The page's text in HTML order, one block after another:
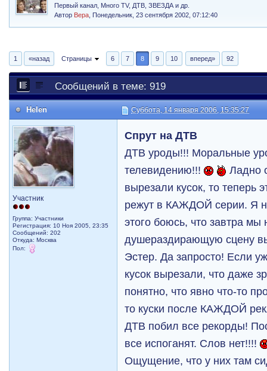
Первый канал, Много TV, ДТВ, ЗВЕЗДА и др.
Автор Вера ,Понедельник, 23 сентября 2002, 07:12:40
1 «назад Страницы 6 7 8 9 10 вперед» 92
Сообщений в теме: 919
Helen Суббота, 14 января 2006, 15:35:27
Участник
Группа: Участники
Регистрация: 10 Ноя 2005, 23:35
Сообщений: 202
Откуда: Москва
Пол:
Спрут на ДТВ
ДТВ уроды!!! Моральные
телевидению!!!
Ладно
вырезали кусок, то теперь
режут в КАЖДОЙ серии. Я
этого боюсь, что завтра
душераздирающую сцену
Эстер. Да запросто! Если
кусок вырезали, что даже
понятно, что явно что-то
то куски после КАЖДОЙ
ДТВ побил все рекорды!
все испоганят. Слов нет!!!!
Ощущение, что у них там